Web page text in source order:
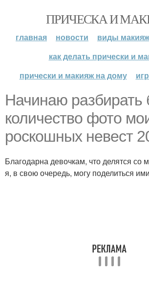
ПРИЧЕСКА И
главная новости
виды
как делать прически и
прически и макияж на дому
Начинаю
количество фото
роскошных невест
Благодарна девочкам, что делятся со
я, в свою очередь, могу поделиться